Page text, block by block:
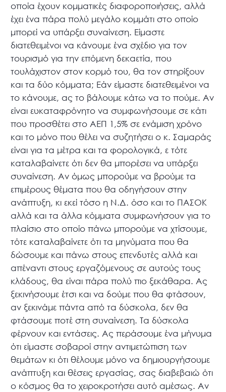
οποία έχουν κομματικές διαφοροποιήσεις, αλλά
έχει ένα πάρα πολύ μεγάλο κομμάτι στο οποίο
μπορεί να υπάρξει συναίνεση. Είμαστε
διατεθειμένοι να κάνουμε ένα σχέδιο για τον
τουρισμό για την επόμενη δεκαετία, που
τουλάχιστον στον κορμό του, θα τον στηρίξουν
και τα δύο κόμματα; Εάν είμαστε διατεθειμένοι να
το κάνουμε, ας το βάλουμε κάτω να το πούμε. Αν
είναι ευκαταφρόνητο να συμφωνήσουμε σε κάτι
που προσθέτει στο ΑΕΠ 1,5% σε ενάμιση χρόνο
και το μόνο που θέλει να συζητήσει ο κ. Σαμαράς
είναι για τα μέτρα και τα φορολογικά, ε τότε
καταλαβαίνετε ότι δεν θα μπορέσει να υπάρξει
συναίνεση. Αν όμως μπορούμε να βρούμε τα
επιμέρους θέματα που θα οδηγήσουν στην
ανάπτυξη, κι εκεί τόσο η Ν.Δ. όσο και το ΠΑΣΟΚ
αλλά και τα άλλα κόμματα συμφωνήσουν για το
πλαίσιο στο οποίο πάνω μπορούμε να χτίσουμε,
τότε καταλαβαίνετε ότι τα μηνύματα που θα
δώσουμε και πάνω στους επενδυτές αλλά και
απέναντι στους εργαζόμενους σε αυτούς τους
κλάδους, θα είναι πάρα πολύ πιο ξεκάθαρα. Ας
ξεκινήσουμε έτσι και να δούμε που θα φτάσουν,
αν ξεκινάμε πάντα από τα δύσκολα, δεν θα
φτάσουμε ποτέ στη συναίνεση. Τα δύσκολα
φέρνουν και εντάσεις. Ας περάσουμε ένα μήνυμα
ότι είμαστε σοβαροί στην αντιμετώπιση των
θεμάτων κι ότι θέλουμε μόνο να δημιουργήσουμε
ανάπτυξη και θέσεις εργασίας, σας διαβεβαιώ ότι
ο κόσμος θα το χειροκροτήσει αυτό αμέσως. Αν